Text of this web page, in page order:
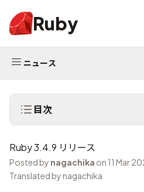
Ruby
ニュース
目次
Ruby 3.4.9 リリース
Posted by nagachika on 11 Mar
Translated by nagachika